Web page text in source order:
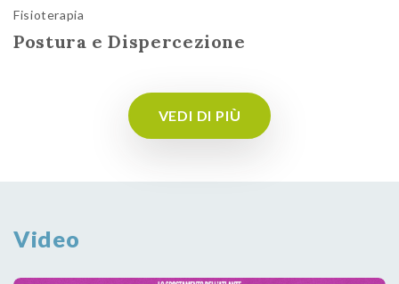
Fisioterapia
Postura e Dispercezione
VEDI DI PIÙ
Video